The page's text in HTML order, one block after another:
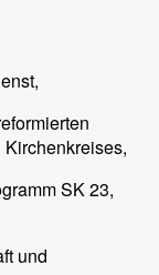
SK 23,
und